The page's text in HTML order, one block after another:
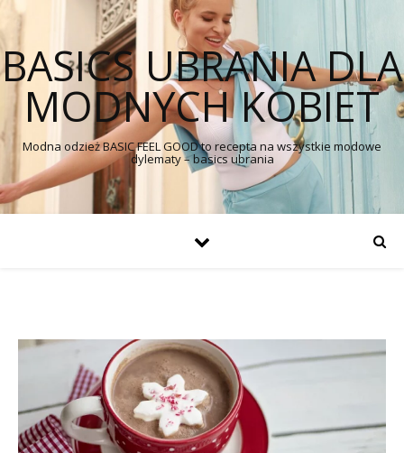
BASICS UBRANIA DLA
MODNYCH KOBIET
Modna odzież BASIC FEEL GOOD to recepta na wszystkie modowe
dylematy – basics ubrania